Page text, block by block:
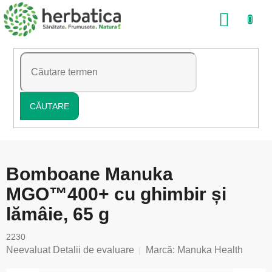
Treci
la
conținut
CĂUTARE
COŞ
Bomboane Manuka
MGO™400+ cu ghimbir și
lămâie, 65 g
2230
Evaluarea
Neevaluat Detalii de evaluare Marcă: Manuka Health